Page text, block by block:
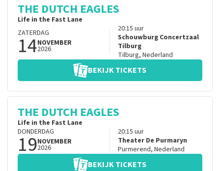
THE DUTCH EAGLES
Life in the Fast Lane
ZATERDAG
14NOVEMBER
2026
20:15 uur
Schouwburg Concertzaal
Tilburg
Tilburg, Nederland
BEKIJK TICKETS
THE DUTCH EAGLES
Life in the Fast Lane
DONDERDAG
19NOVEMBER
2026
20:15 uur
Theater De Purmaryn
Purmerend, Nederland
BEKIJK TICKETS